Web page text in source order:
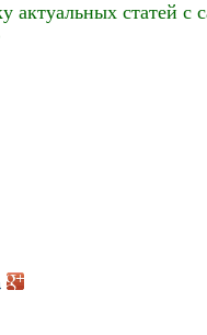
статей с